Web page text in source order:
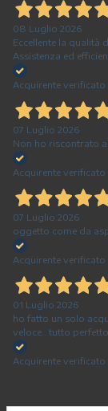
08 Luglio 2026
Eccellente la qualità
Assistenza ed
Acquirente verificato
07 Luglio 2026
Non ho riscontrato
Acquirente verificato
07 Luglio 2026
oggetto come da
Acquirente verificato
01 Luglio 2026
ho fatto un solo
veloce.. tutto perfetto
Acquirente verificato